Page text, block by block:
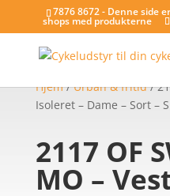
7876 8672 - Denne side
shops med produkterne
Hjem/Urban & fritid/
Isoleret – Dame – Sort – S
2117 OF
MO –